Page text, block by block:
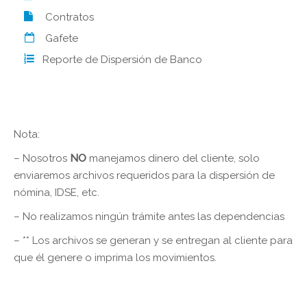
Contratos
Gafete
Reporte de Dispersión de Banco
Nota:
– Nosotros NO manejamos dinero del cliente, solo
enviaremos archivos requeridos para la dispersión de
nómina, IDSE, etc.
– No realizamos ningún trámite antes las dependencias
– ** Los archivos se generan y se entregan al cliente para
que él genere o imprima los movimientos.